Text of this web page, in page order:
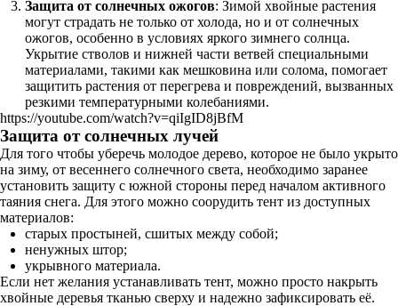
Защита от солнечных ожогов: Зимой хвойные растения
могут страдать не только от холода, но и от солнечных
ожогов, особенно в условиях яркого зимнего солнца.
Укрытие стволов и нижней части ветвей специальными
материалами, такими как мешковина или солома, помогает
защитить растения от перегрева и повреждений, вызванных
резкими температурными колебаниями.
https://youtube.com/watch?v=qiIgID8jBfM
Защита от солнечных лучей
Для того чтобы уберечь молодое дерево, которое не было укрыто
на зиму, от весеннего солнечного света, необходимо заранее
установить защиту с южной стороны перед началом активного
таяния снега. Для этого можно соорудить тент из доступных
материалов:
старых простыней, сшитых между собой;
ненужных штор;
укрывного материала.
Если нет желания устанавливать тент, можно просто накрыть
хвойные деревья тканью сверху и надежно зафиксировать её.